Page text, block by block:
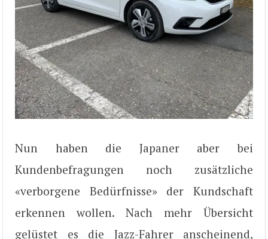
Nun haben die Japaner aber bei
Kundenbefragungen noch zusätzliche
«verborgene Bedürfnisse» der Kundschaft
erkennen wollen. Nach mehr Übersicht
gelüstet es die Jazz-Fahrer anscheinend,